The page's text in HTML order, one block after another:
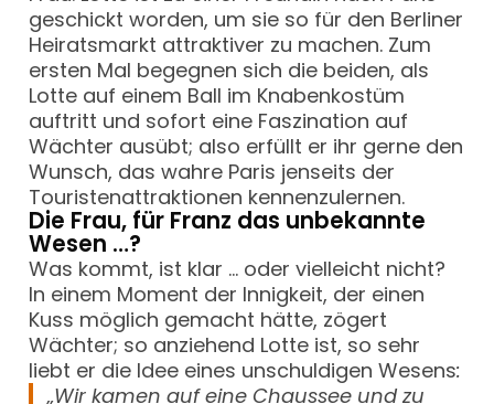
geschickt worden, um sie so für den Berliner
Heiratsmarkt attraktiver zu machen. Zum
ersten Mal begegnen sich die beiden, als
Lotte auf einem Ball im Knabenkostüm
auftritt und sofort eine Faszination auf
Wächter ausübt; also erfüllt er ihr gerne den
Wunsch, das wahre Paris jenseits der
Touristenattraktionen kennenzulernen.
Die Frau, für Franz das unbekannte
Wesen …?
Was kommt, ist klar … oder vielleicht nicht?
In einem Moment der Innigkeit, der einen
Kuss möglich gemacht hätte, zögert
Wächter; so anziehend Lotte ist, so sehr
liebt er die Idee eines unschuldigen Wesens:
„Wir kamen auf eine Chaussee und zu